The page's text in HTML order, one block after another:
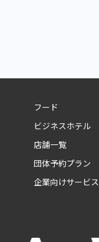
フード
ビジネスホテル
店舗一覧
団体予約プラン
企業向けサービス